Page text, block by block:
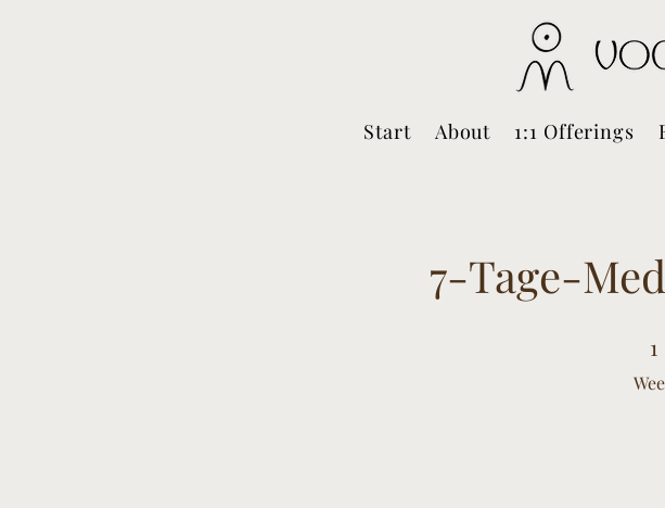
Start About 1:1 Offerings
7-Tage-
1